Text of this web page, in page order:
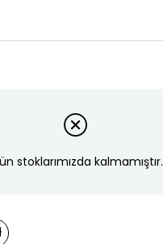
stoklarımızda kalmamıştır.